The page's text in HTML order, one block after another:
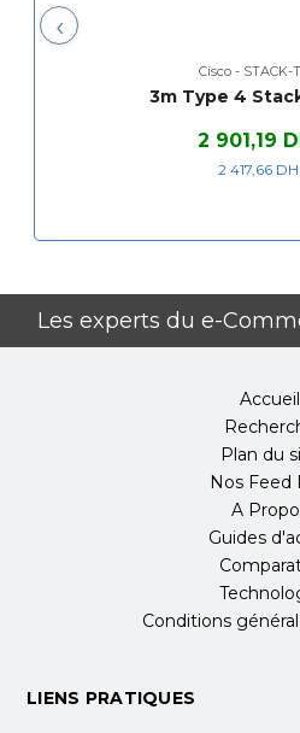
‹
Cisco - STACK-
3m Type 4
2 901,19
2 417,66
Les experts du e-
Accueil
Plan du
Nos Feed
A
Guides
Conditions
LIENS PRATIQUES